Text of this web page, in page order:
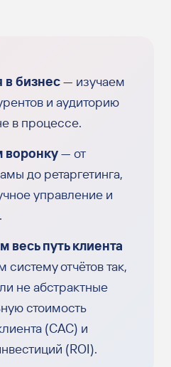
в бизнес— изучаем
и аудиторию
в процессе.
воронку— от
до ретаргетинга,
управление и
весь путь клиента
отчётов так,
не абстрактные
стоимость
(CAC) и
(ROI).